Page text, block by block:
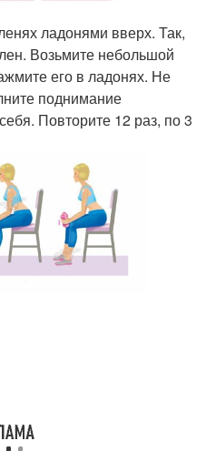
ладонями вверх. Так,
Возьмите небольшой
его в ладонях. Не
поднимание
Повторите 12 раз, по 3